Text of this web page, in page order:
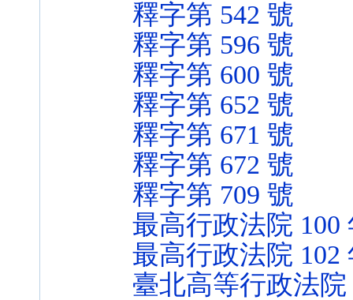
釋字第 542 號
釋字第 596 號
釋字第 600 號
釋字第 652 號
釋字第 671 號
釋字第 672 號
釋字第 709 號
最高行政法院 100
最高行政法院 102
臺北高等行政法